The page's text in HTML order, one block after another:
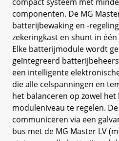
componenten. De MG
batterijbewaking en -
zekeringkast en shunt in
Elke batterijmodule wordt
geïntegreerd
een intelligente
die alle celspanningen en
het balanceren op zowel
moduleniveau te regelen.
communiceren via een
bus met de MG Master LV